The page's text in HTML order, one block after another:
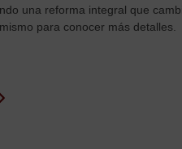
una reforma integral que
para conocer más detalles.